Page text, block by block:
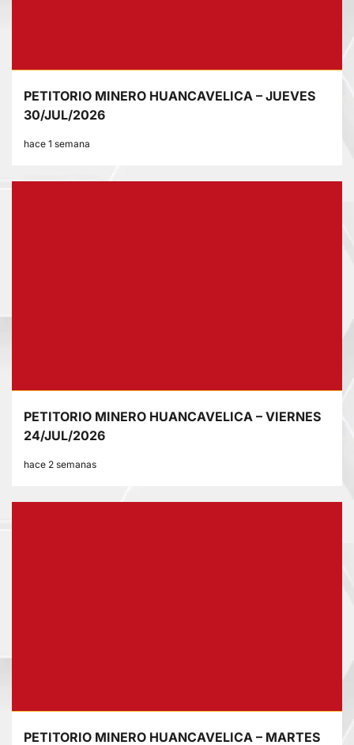
PETITORIO MINERO HUANCAVELICA – JUEVES
30/JUL/2026
hace 1 semana
PETITORIO MINERO HUANCAVELICA – VIERNES
24/JUL/2026
hace 2 semanas
PETITORIO MINERO HUANCAVELICA – MARTES